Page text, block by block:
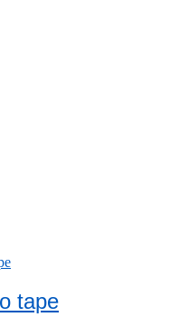
tape